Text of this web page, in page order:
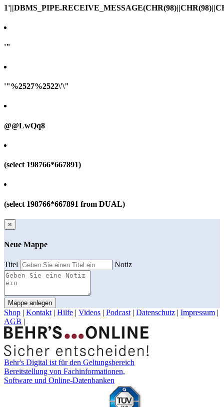
'"
'"%2527%2522\'\"
@@LwQq8
(select 198766*667891)
(select 198766*667891 from DUAL)
×
Neue Mappe
Titel Notiz
Mappe anlegen
Shop | Kontakt | Hilfe | Videos | Podcast | Datenschutz | Impressum |
AGB |
Behr's Digital ist für den Geltungsbereich
Bereitstellung von Fachinformationen,
Software und Online-Datenbanken